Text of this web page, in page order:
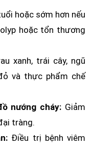
hoặc sớm hơn nếu
hoặc tổn thương
xanh, trái cây, ngũ
và thực phẩm chế
nướng cháy: Giảm
tràng.
Điều trị bệnh viêm